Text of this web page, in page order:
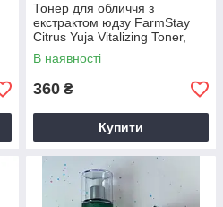
Тонер для обличчя з
екстрактом юдзу FarmStay
Citrus Yuja Vitalizing Toner,
280 мл
В наявності
360 ₴
Купити